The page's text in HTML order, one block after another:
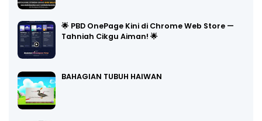
🌟 PBD OnePage Kini di Chrome Web Store —
Tahniah Cikgu Aiman! 🌟
BAHAGIAN TUBUH HAIWAN